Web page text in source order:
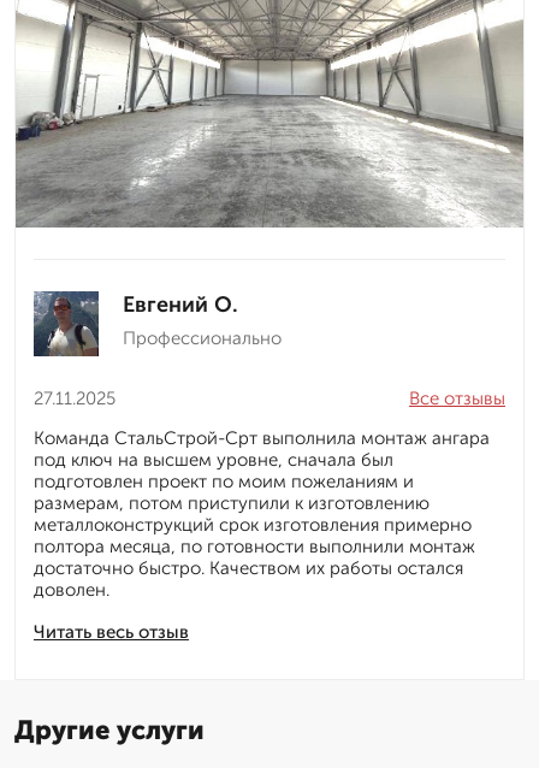
Евгений О.
Профессионально
27.11.2025
Читать весь отзыв
Все отзывы
Команда СтальСтрой-Срт выполнила монтаж ангара
под ключ на высшем уровне, сначала был
подготовлен проект по моим пожеланиям и
размерам, потом приступили к изготовлению
металлоконструкций срок изготовления примерно
полтора месяца, по готовности выполнили монтаж
достаточно быстро. Качеством их работы остался
доволен.
Другие услуги